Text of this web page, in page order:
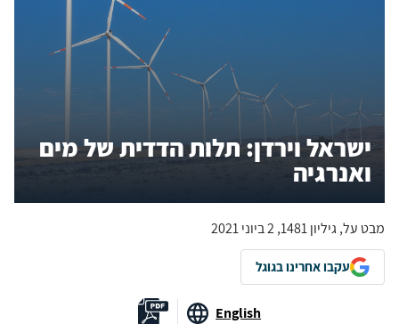
ישראל וירדן: תלות הדדית של מים
ואנרגיה
מבט על, גיליון 1481, 2 ביוני 2021
עקבו אחרינו בגוגל
English